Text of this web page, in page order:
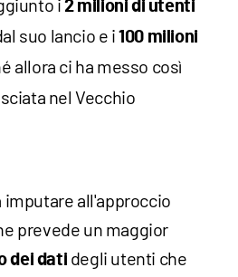
i2 milioni di utenti
suo lancio e i100 milioni
allora ci ha messo così
nel Vecchio
imputare all'approccio
prevede un maggior
dei dati degli utenti che